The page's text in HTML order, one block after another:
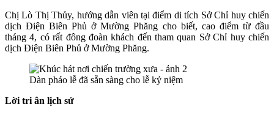
Chị Lò Thị Thủy, hướng dẫn viên tại điểm di tích Sở Chỉ huy chiến
dịch Điện Biên Phủ ở Mường Phăng cho biết, cao điểm từ đầu
tháng 4, có rất đông đoàn khách đến tham quan Sở Chỉ huy chiến
dịch Điện Biên Phủ ở Mường Phăng.
Dàn pháo lễ đã sẵn sàng cho lễ kỷ niệm
Lời tri ân lịch sử